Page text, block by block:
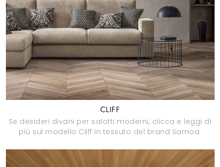
CLIFF
Se desideri divani per salotti moderni, clicca e leggi di
più sul modello Cliff in tessuto del brand Samoa.